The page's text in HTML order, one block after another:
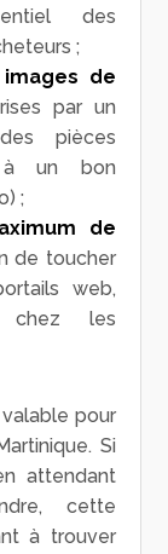
des
;
de
par un
pièces
à un bon
;
de
de toucher
web,
chez les
pour
Si
attendant
cette
à trouver